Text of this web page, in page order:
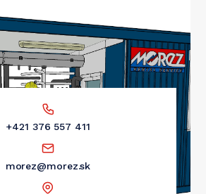
+421 376 557 411
morez@morez.sk